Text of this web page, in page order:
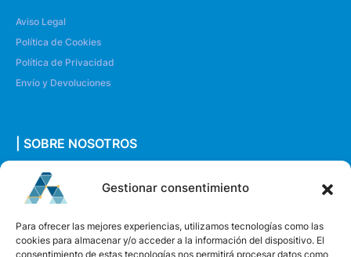
Gestionar consentimiento
Para ofrecer las mejores experiencias, utilizamos tecnologías como las
cookies para almacenar y/o acceder a la información del dispositivo. El
consentimiento de estas tecnologías nos permitirá procesar datos como
Aviso Legal
Política de Cookies
Política de Privacidad
Envío y Devoluciones
| SOBRE NOSOTROS
Quiénes somos
Envíanos un mensaje